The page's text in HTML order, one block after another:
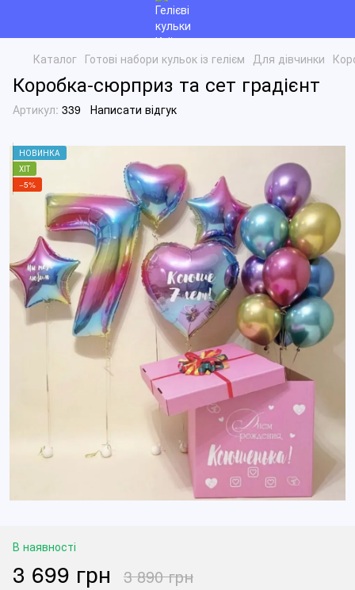
Каталог Готові набори кульок із гелієм Для дівчинки
Коробка-сюрприз та сет градієнт
Артикул: 339 Написати відгук
НОВИНКА
ХІТ
−5%
В наявності
3 699 грн 3 890 грн